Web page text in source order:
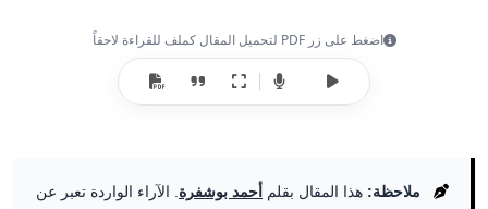
اضغط على زر PDF لتحميل المقال كملف للقراءة لاحقاً
ملاحظة: هذا المقال بقلم أحمد بوشفرة . الآراء الواردة تعبر عن